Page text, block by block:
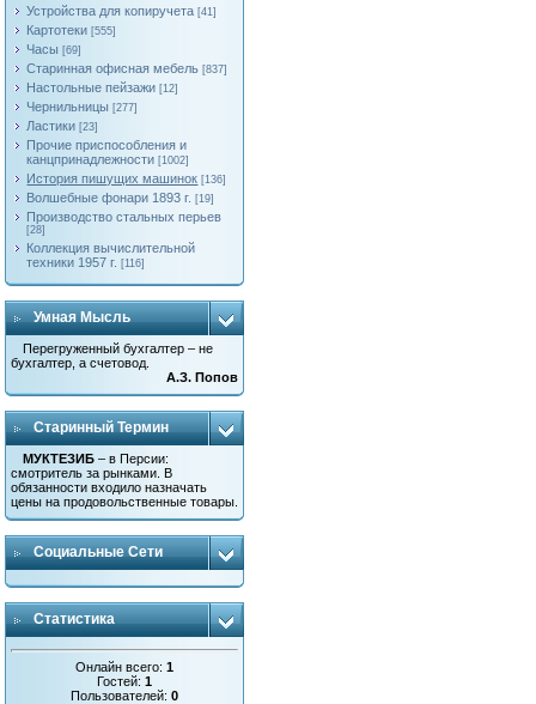
Устройства для копиручета [41]
Картотеки [555]
Часы [69]
Старинная офисная мебель [837]
Настольные пейзажи [12]
Чернильницы [277]
Ластики [23]
Прочие приспособления и
канцпринадлежности [1002]
История пишущих машинок [136]
Волшебные фонари 1893 г. [19]
Производство стальных перьев
[28]
Коллекция вычислительной
техники 1957 г. [116]
Умная Мысль
Перегруженный бухгалтер – не
бухгалтер, а счетовод.
А.З. Попов
Старинный Термин
МУКТЕЗИБ – в Персии:
смотритель за рынками. В
обязанности входило назначать
цены на продовольственные товары.
Социальные Сети
Статистика
Онлайн всего:1
Гостей:1
Пользователей:0